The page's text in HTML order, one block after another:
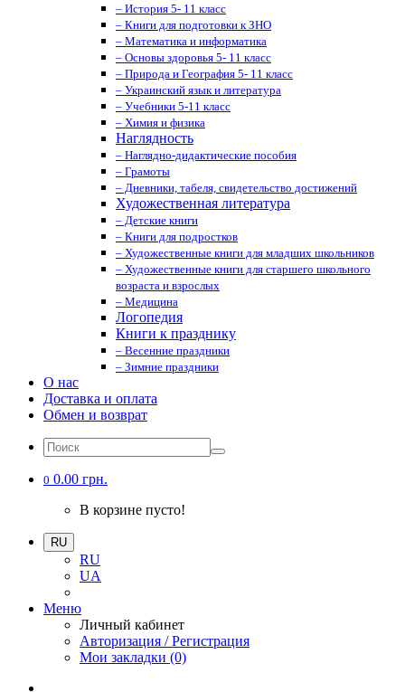
– История 5- 11 класс
– Книги для подготовки к ЗНО
– Математика и информатика
– Основы здоровья 5- 11 класс
– Природа и География 5- 11 класс
– Украинский язык и литература
– Учебники 5-11 класс
– Химия и физика
Наглядность
– Наглядно-дидактические пособия
– Грамоты
– Дневники, табеля, свидетельство достижений
Художественная литература
– Детские книги
– Книги для подростков
– Художественные книги для младших школьников
– Художественные книги для старшего школьного
возраста и взрослых
– Медицина
Логопедия
Книги к празднику
– Весенние праздники
– Зимние праздники
О нас
Доставка и оплата
Обмен и возврат
0 0.00 грн.
В корзине пусто!
RU
RU
UA
Меню
Личный кабинет
Авторизация / Регистрация
Мои закладки (0)